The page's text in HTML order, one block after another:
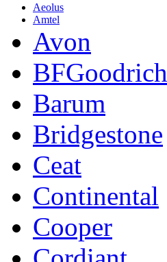
Aeolus
Amtel
Avon
BFGoodrich
Barum
Bridgestone
Ceat
Continental
Cooper